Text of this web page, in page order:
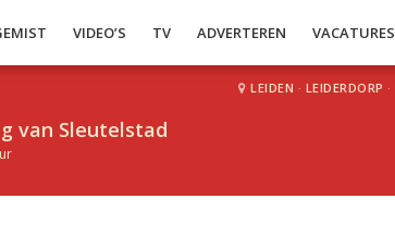
VIDEO’S TV ADVERTEREN VACATURES
van Sleutelstad
LEIDEN · LEIDERDORP ·